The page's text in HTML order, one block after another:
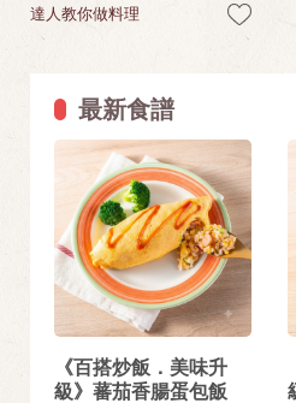
達人教你做料理
最新食譜
《百搭炒飯．美味升
級》蕃茄香腸蛋包飯